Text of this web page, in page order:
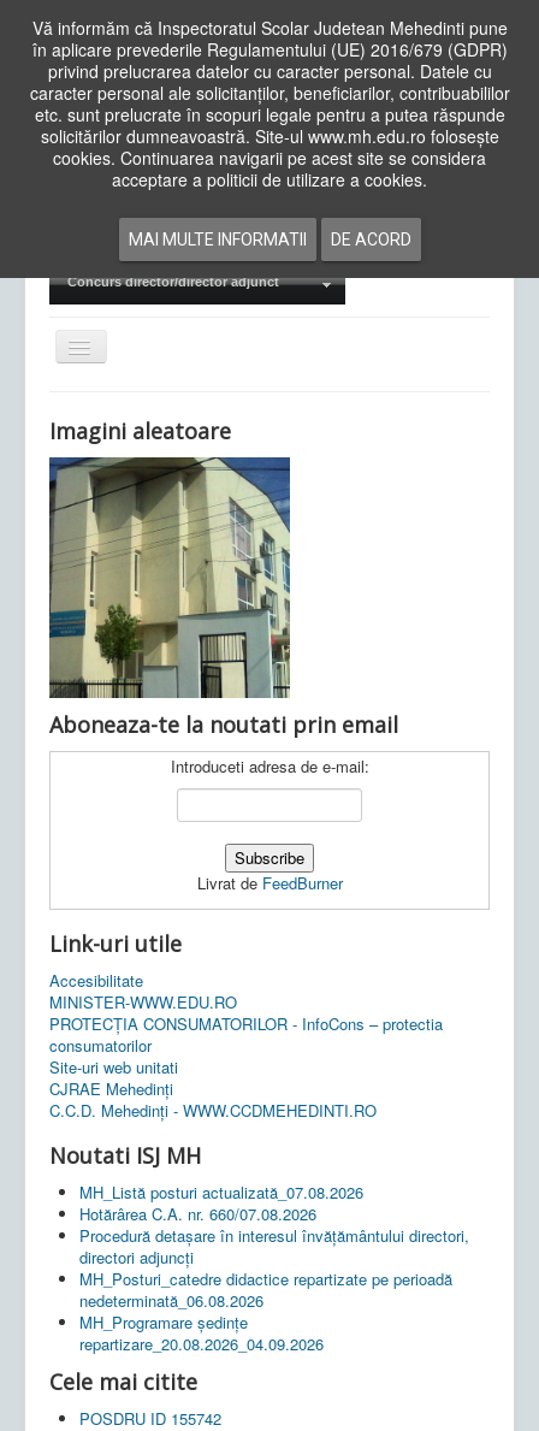
Vă informăm că Inspectoratul Scolar Judetean Mehedinti pune
în aplicare prevederile Regulamentului (UE) 2016/679 (GDPR)
privind prelucrarea datelor cu caracter personal. Datele cu
caracter personal ale solicitanților, beneficiarilor, contribuabililor
etc. sunt prelucrate în scopuri legale pentru a putea răspunde
solicitărilor dumneavoastră. Site-ul www.mh.edu.ro folosește
cookies. Continuarea navigarii pe acest site se considera
acceptare a politicii de utilizare a cookies.
MAI MULTE INFORMATII DE ACORD
Cauta
in
siteAcasa Cadre Didactice
Examene Naționale
Concurs director/director adjunct
Comută
navigarea
Ultimele articole: Vi, 04.11.2022 -
Județean Mehedinți
Imagini aleatoare
Aboneaza-te la noutati prin email
Introduceti adresa de e-mail:
Livrat de FeedBurner
Link-uri utile
Accesibilitate
MINISTER-WWW.EDU.RO
PROTECȚIA CONSUMATORILOR - InfoCons – protectia
consumatorilor
Site-uri web unitati
CJRAE Mehedinți
C.C.D. Mehedinţi - WWW.CCDMEHEDINTI.RO
Noutati ISJ MH
MH_Listă posturi actualizată_07.08.2026
Hotărârea C.A. nr. 660/07.08.2026
Procedură detașare în interesul învățământului directori,
directori adjuncți
MH_Posturi_catedre didactice repartizate pe perioadă
nedeterminată_06.08.2026
MH_Programare ședințe
repartizare_20.08.2026_04.09.2026
Cele mai citite
POSDRU ID 155742